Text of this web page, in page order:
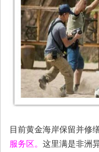
目前黄金海岸保留并修
服务区。 这里满是非洲